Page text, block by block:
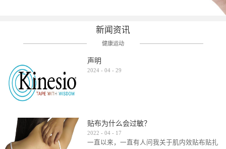
新闻资讯
健康运动
声明
2024 - 04 - 29
贴布为什么会过敏？
2022 - 04 - 17
一直以来，一直有人问我关于肌内效贴布贴扎